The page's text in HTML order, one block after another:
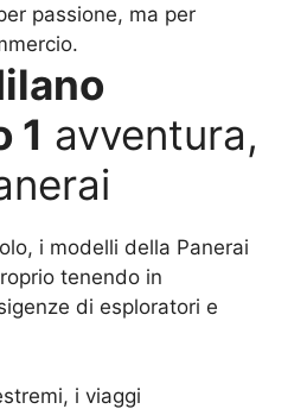
passione, ma per
1 avventura,
i modelli della Panerai
tenendo in
di esploratori e
i viaggi